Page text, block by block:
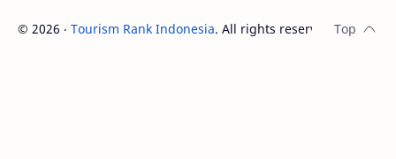
© 2026 ‧ Tourism Rank Indonesia. All rights reserved.